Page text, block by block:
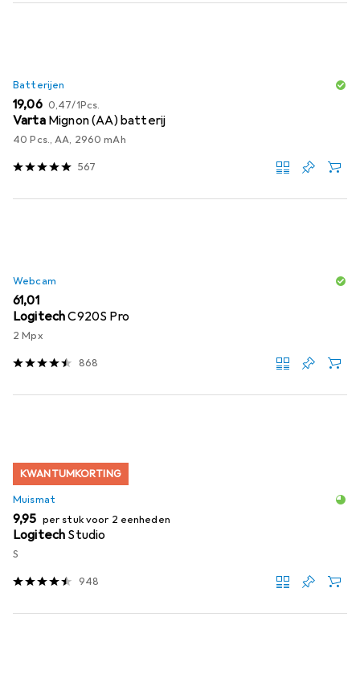
Batterijen
EUR
19,06 EUR
0,47/1Pcs.
Varta Mignon (AA) batterij
40 Pcs., AA, 2960 mAh
567
Webcam
EUR
61,01
LogitechC920S Pro
2 Mpx
868
KWANTUMKORTING
Muismat
EUR
9,95 per stuk voor 2 eenheden
Logitech Studio
S
948